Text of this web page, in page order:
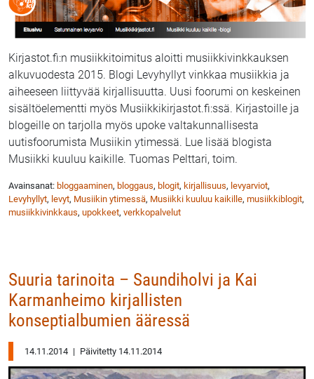
Kirjastot.fi:n musiikkitoimitus aloitti musiikkivinkkauksen
alkuvuodesta 2015. Blogi Levyhyllyt vinkkaa musiikkia ja
aiheeseen liittyvää kirjallisuutta. Uusi foorumi on keskeinen
sisältöelementti myös Musiikkikirjastot.fi:ssä. Kirjastoille ja
blogeille on tarjolla myös upoke valtakunnallisesta
uutisfoorumista Musiikin ytimessä. Lue lisää blogista
Musiikki kuuluu kaikille. Tuomas Pelttari, toim.
Avainsanat: bloggaaminen, bloggaus, blogit, kirjallisuus, levyarviot,
Levyhyllyt, levyt, Musiikin ytimessä, Musiikki kuuluu kaikille, musiikkiblogit,
musiikkivinkkaus, upokkeet, verkkopalvelut
‪Suuria tarinoita – Saundiholvi ja Kai
Karmanheimo‬ kirjallisten
konseptialbumien ääressä
14.11.2014 | Päivitetty 14.11.2014